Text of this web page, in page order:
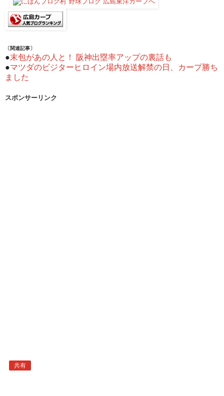
〔関連記事〕
●末包があの人と！ 阪神出塁率アップの裏話も
●マツダのビジターヒロイン場内放送解禁の日、カープ勝ち
ました
スポンサーリンク
共有